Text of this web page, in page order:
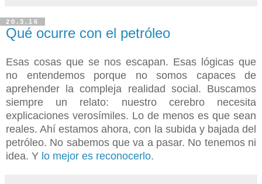
20.3.16
Qué ocurre con el petróleo
Esas cosas que se nos escapan. Esas lógicas que
no entendemos porque no somos capaces de
aprehender la compleja realidad social. Buscamos
siempre un relato: nuestro cerebro necesita
explicaciones verosímiles. Lo de menos es que sean
reales. Ahí estamos ahora, con la subida y bajada del
petróleo. No sabemos que va a pasar. No tenemos ni
idea. Y lo mejor es reconocerlo.